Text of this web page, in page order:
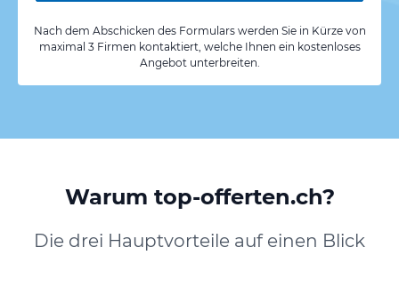
Nach dem Abschicken des Formulars werden Sie in Kürze von
maximal 3 Firmen kontaktiert, welche Ihnen ein kostenloses
Angebot unterbreiten.
Warum top-offerten.ch?
Die drei Hauptvorteile auf einen Blick